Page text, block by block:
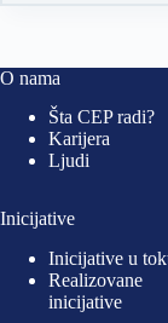
O nama
Šta CEP radi?
Karijera
Ljudi
Inicijative
Inicijative u
Realizovane
inicijative